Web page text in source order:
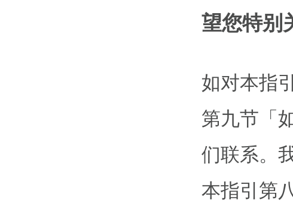
望您特别
如对本指
第九节「
们联系。
本指引第